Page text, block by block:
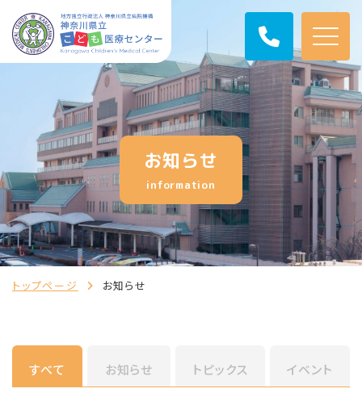
お知らせ
information
トップページ お知らせ
すべて お知らせ トピックス イベント